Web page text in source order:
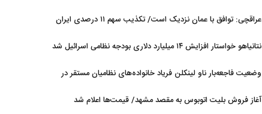
عراقچی: توافق با عمان نزدیک است/ تکذیب سهم ۱۱ درصدی ایران
نتانیاهو خواستار افزایش ۱۴ میلیارد دلاری بودجه نظامی اسرائیل شد
وضعیت فاجعه‌بار ناو لینکلن فریاد خانواده‌های نظامیان مستقر در
آغاز فروش بلیت اتوبوس به مقصد مشهد/ قیمت‌ها اعلام شد